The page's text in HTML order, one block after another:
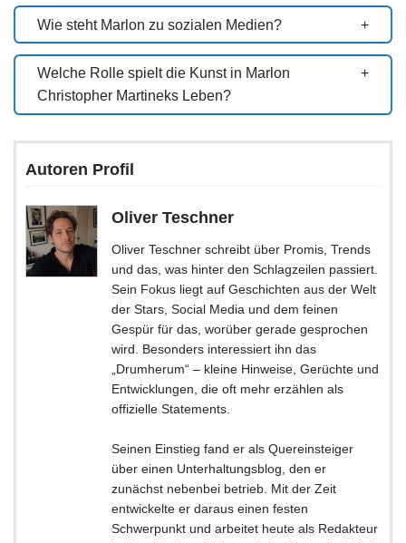
Wie steht Marlon zu sozialen Medien?
Welche Rolle spielt die Kunst in Marlon
Christopher Martineks Leben?
Autoren Profil
Oliver Teschner
Oliver Teschner schreibt über Promis, Trends
und das, was hinter den Schlagzeilen passiert.
Sein Fokus liegt auf Geschichten aus der Welt
der Stars, Social Media und dem feinen
Gespür für das, worüber gerade gesprochen
wird. Besonders interessiert ihn das
„Drumherum“ – kleine Hinweise, Gerüchte und
Entwicklungen, die oft mehr erzählen als
offizielle Statements.
Seinen Einstieg fand er als Quereinsteiger
über einen Unterhaltungsblog, den er
zunächst nebenbei betrieb. Mit der Zeit
entwickelte er daraus einen festen
Schwerpunkt und arbeitet heute als Redakteur